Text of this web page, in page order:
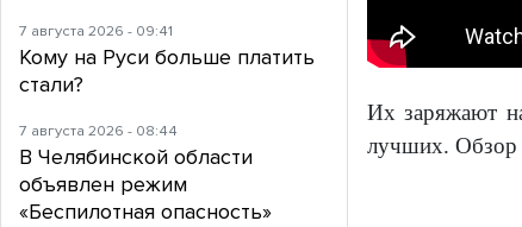
Их заряжают
лучших. Обзор
7 августа 2026 - 09:41
Кому на Руси больше платить
стали?
7 августа 2026 - 08:44
В Челябинской области
объявлен режим
«Беспилотная опасность»